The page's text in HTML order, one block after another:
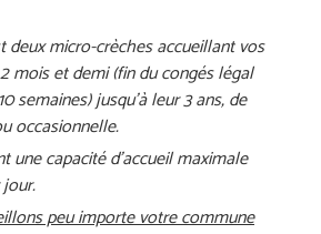
deux micro-crèches accueillant vos
mois et demi(fin du congés légal
semaines) jusqu’à leur 3 ans, de
occasionnelle.
une capacité d’accueil maximale
peu importe votre commune